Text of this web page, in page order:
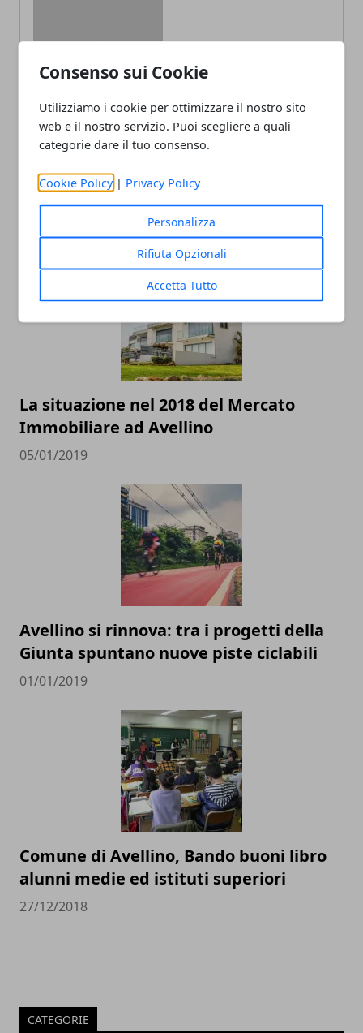
Consenso sui Cookie
Utilizziamo i cookie per ottimizzare il nostro sito
web e il nostro servizio. Puoi scegliere a quali
categorie dare il tuo consenso.
Cookie Policy | Privacy Policy
Personalizza
Rifiuta Opzionali
Accetta Tutto
Redazione
La situazione nel 2018 del Mercato
Immobiliare ad Avellino
05/01/2019
Avellino si rinnova: tra i progetti della
Giunta spuntano nuove piste ciclabili
01/01/2019
Comune di Avellino, Bando buoni libro
alunni medie ed istituti superiori
27/12/2018
CATEGORIE